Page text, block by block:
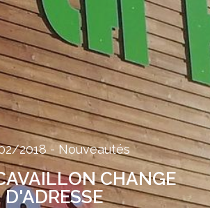
2018 - Nouveautés
CHANGE
D'ADRESSE